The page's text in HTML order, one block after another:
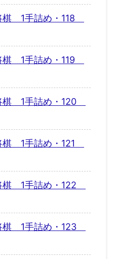
棋 1手詰め・118
棋 1手詰め・119
棋 1手詰め・120
棋 1手詰め・121
棋 1手詰め・122
棋 1手詰め・123